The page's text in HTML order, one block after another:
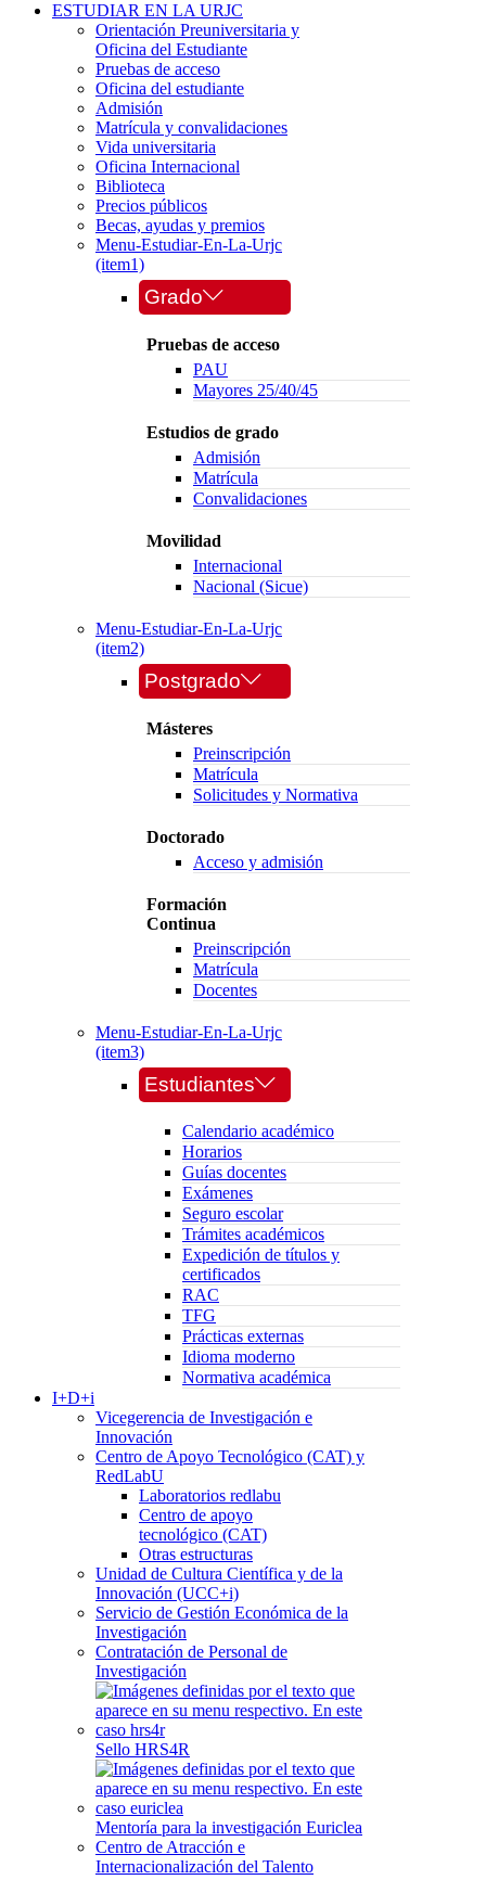
ESTUDIAR EN LA URJC
Orientación Preuniversitaria y
Oficina del Estudiante
Pruebas de acceso
Oficina del estudiante
Admisión
Matrícula y convalidaciones
Vida universitaria
Oficina Internacional
Biblioteca
Precios públicos
Becas, ayudas y premios
Menu-Estudiar-En-La-Urjc
(item1)
Grado
Pruebas de acceso
PAU
Mayores 25/40/45
Estudios de grado
Admisión
Matrícula
Convalidaciones
Movilidad
Internacional
Nacional (Sicue)
Menu-Estudiar-En-La-Urjc
(item2)
Postgrado
Másteres
Preinscripción
Matrícula
Solicitudes y Normativa
Doctorado
Acceso y admisión
Formación
Continua
Preinscripción
Matrícula
Docentes
Menu-Estudiar-En-La-Urjc
(item3)
Estudiantes
Calendario académico
Horarios
Guías docentes
Exámenes
Seguro escolar
Trámites académicos
Expedición de títulos y
certificados
RAC
TFG
Prácticas externas
Idioma moderno
Normativa académica
I+D+i
Vicegerencia de Investigación e
Innovación
Centro de Apoyo Tecnológico (CAT) y
RedLabU
Laboratorios redlabu
Centro de apoyo
tecnológico (CAT)
Otras estructuras
Unidad de Cultura Científica y de la
Innovación (UCC+i)
Servicio de Gestión Económica de la
Investigación
Contratación de Personal de
Investigación
Sello HRS4R
Mentoría para la investigación Euriclea
Centro de Atracción e
Internacionalización del Talento